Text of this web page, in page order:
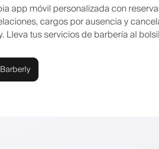
app móvil personalizada con
cargos por ausencia y
Lleva tus servicios de barbería al